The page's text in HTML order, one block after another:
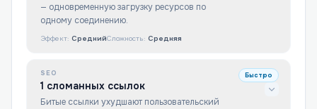
— одновременную загрузку ресурсов по
одному соединению.
Эффект: СреднийСложность: Средняя
SEO
1 сломанных ссылок
Битые ссылки ухудшают пользовательский
Быстро